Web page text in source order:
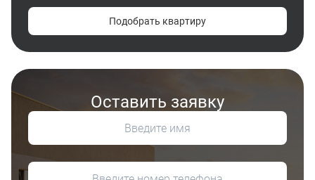
Подобрать квартиру
Оставить заявку